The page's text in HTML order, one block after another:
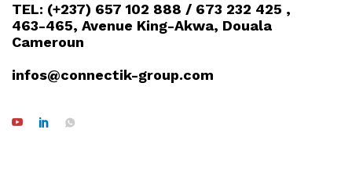
TEL: (+237) 657 102 888 / 673 232 425 ,
463-465, Avenue King-Akwa, Douala
Cameroun
infos@connectik-group.com